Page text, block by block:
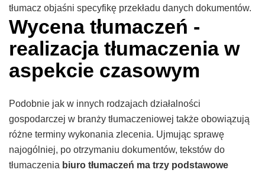
tłumacz objaśni specyfikę przekładu danych dokumentów.
Wycena tłumaczeń -
realizacja tłumaczenia w
aspekcie czasowym
Podobnie jak w innych rodzajach działalności
gospodarczej w branży tłumaczeniowej także obowiązują
różne terminy wykonania zlecenia. Ujmując sprawę
najogólniej, po otrzymaniu dokumentów, tekstów do
tłumaczenia biuro tłumaczeń ma trzy podstawowe